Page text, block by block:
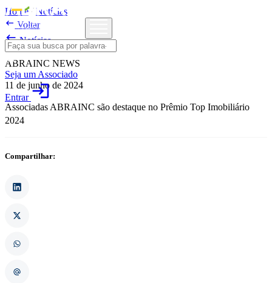
Seja um Associado
Entrarlogin
Home/Notícias
 Voltar
Notícias
ABRAINC NEWS
11 de junho de 2024
Associadas ABRAINC são destaque no Prêmio Top Imobiliário
2024
Compartilhar: